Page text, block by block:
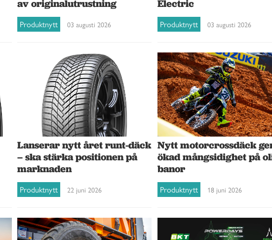
av originalutrustning
Produktnytt 03 augusti 2026
Electric
Produktnytt 03 augusti 2026
Lanserar nytt året runt-däck
– ska stärka positionen på
marknaden
Produktnytt 22 juni 2026
Nytt motorcrossdäck
ökad mångsidighet på
banor
Produktnytt 18 juni 2026